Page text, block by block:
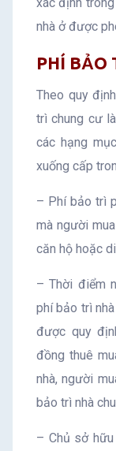
nhà ở được
PHÍ BẢO
Theo quy
trì chung cư
các hạng
xuống cấp
– Phí bảo trì
mà người
căn hộ hoặc
– Thời điểm
phí bảo trì
được quy
đồng thuê
nhà, người
bảo trì nhà
– Chủ sở